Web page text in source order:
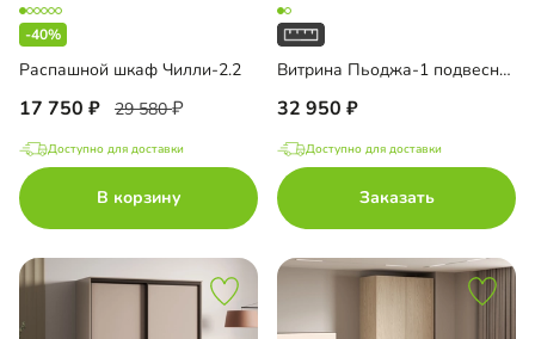
-40%
Распашной шкаф Чилли-2.2
17 750 29 580
Доступно для доставки
В корзину
Витрина Пьоджа-1 подвесная
32 950
Доступно для доставки
Заказать